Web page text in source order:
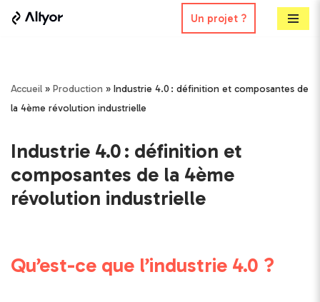
Un projet ?
Accueil » Production » Industrie 4.0 : définition et composantes de
la 4ème révolution industrielle
Industrie 4.0 : définition et
composantes de la 4ème
révolution industrielle
Qu’est-ce que l’industrie 4.0 ?